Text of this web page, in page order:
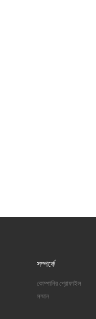
সম্পর্কে
কোম্পানির প্রোফাইল
সম্মান